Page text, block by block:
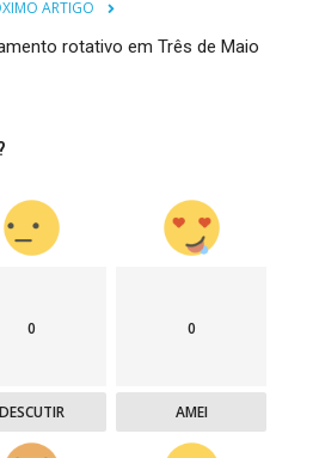
ARTIGO
rotativo em Três de Maio
0
DESCUTIR
0
AMEI